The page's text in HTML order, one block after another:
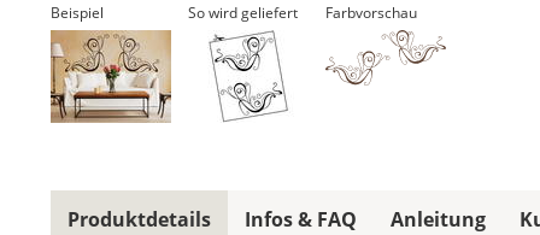
Beispiel So wird geliefert Farbvorschau
Produktdetails Infos & FAQ Anleitung